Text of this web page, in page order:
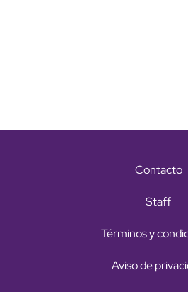
Contacto
Staff
Términos y
Aviso de